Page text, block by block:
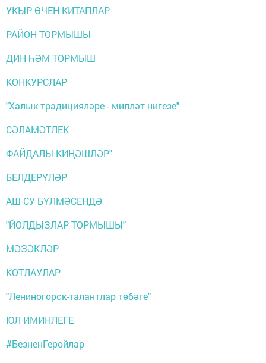
УКЫР ӨЧЕН КИТАПЛАР
РАЙОН ТОРМЫШЫ
ДИН ҺӘМ ТОРМЫШ
КОНКУРСЛАР
"Халык традицияләре - милләт нигезе"
СӘЛАМӘТЛЕК
ФАЙДАЛЫ КИҢӘШЛӘР"
БЕЛДЕРҮЛӘР
АШ-СУ БҮЛМӘСЕНДӘ
"ЙОЛДЫЗЛАР ТОРМЫШЫ"
МӘЗӘКЛӘР
КОТЛАУЛАР
"Лениногорск-талантлар төбәге"
ЮЛ ИМИНЛЕГЕ
#БезненГеройлар